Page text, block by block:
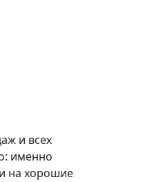
и всех
именно
на хорошие